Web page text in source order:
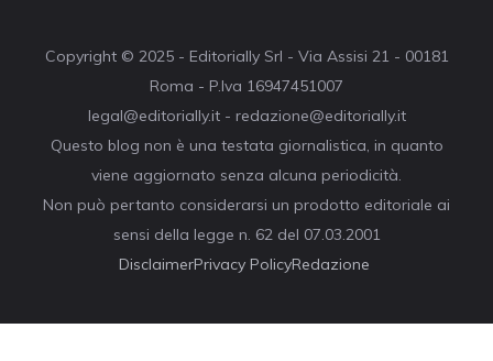
Copyright © 2025 - Editorially Srl - Via Assisi 21 - 00181
Roma - P.Iva 16947451007
legal@editorially.it - redazione@editorially.it
Questo blog non è una testata giornalistica, in quanto
viene aggiornato senza alcuna periodicità.
Non può pertanto considerarsi un prodotto editoriale ai
sensi della legge n. 62 del 07.03.2001
DisclaimerPrivacy PolicyRedazione